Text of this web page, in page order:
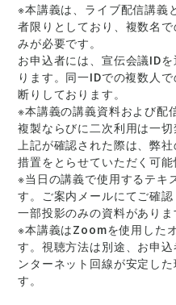
※本講義は、ライブ配信講義
者限りとしており、複数名
みが必要です。
お申込者には、宣伝会議ID
ります。同一IDでの複数人
断りしております。
※本講義の講義資料および配
複製ならびに二次利用は一切
上記が確認された際は、弊
措置をとらせていただく可能
※当日の講義で使用するテキ
す。ご案内メールにてご確認
一部投影のみの資料があり
※本講義はZoomを使用した
す。視聴方法は別途、お申
ンターネット回線が安定し
す。